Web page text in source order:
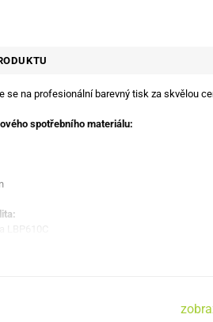
se na profesionální barevný tisk za skvělou
spotřebního materiálu: